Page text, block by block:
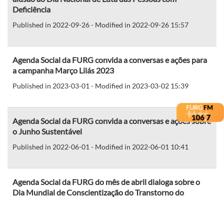
Deficiência
Published in 2022-09-26 - Modified in 2022-09-26 15:57
Agenda Social da FURG convida a conversas e ações para
a campanha Março Lilás 2023
Published in 2023-03-01 - Modified in 2023-03-02 15:39
Agenda Social da FURG convida a conversas e ações sobre
o Junho Sustentável
Published in 2022-06-01 - Modified in 2022-06-01 10:41
Agenda Social da FURG do mês de abril dialoga sobre o
Dia Mundial de Conscientização do Transtorno do